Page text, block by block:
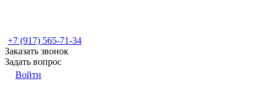
+7 (917) 565-71-34
Заказать звонок
Задать вопрос
Войти